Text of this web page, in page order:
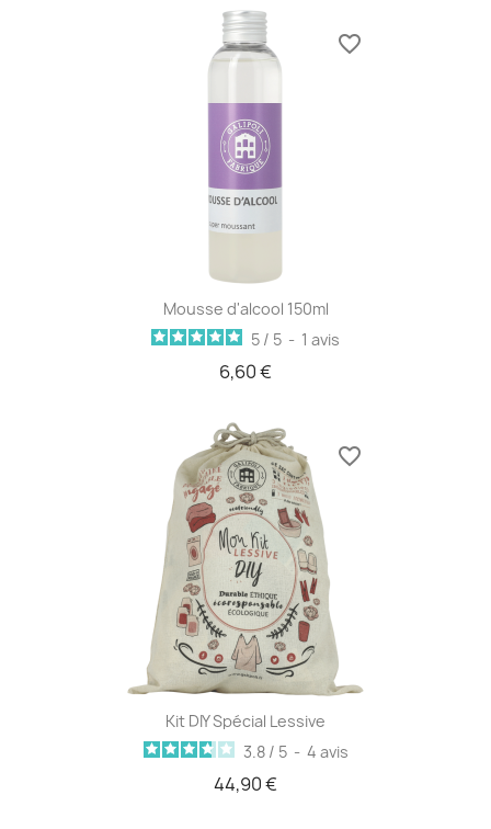
Mousse d'alcool 150ml
5 / 5 - 1 avis
6,60 €
favorite_border
Kit DIY Spécial Lessive
3.8 / 5 - 4 avis
44,90 €
favorite_border